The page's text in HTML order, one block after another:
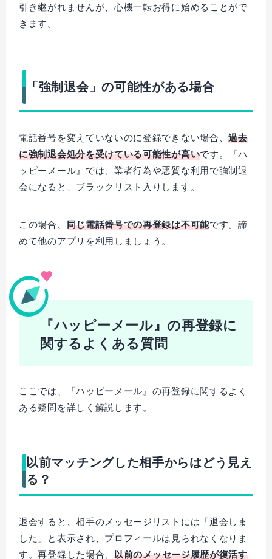
引き継がれませんが、心機一転お得に始めることがで
きます。
「強制退会」の可能性がある場合
電話番号を変えていないのに登録できない場合、過去
に強制退会処分を受けている可能性が高いです。『ハ
ッピーメール』では、業者行為や悪質な利用で強制退
会になると、ブラックリスト入りします。
この場合、 同じ電話番号での再登録は不可能です。諦
めて他のアプリを利用しましょう。
『ハッピーメール』の再登録に
関するよくある質問
ここでは、『ハッピーメール』の再登録に関するよく
ある疑問を詳しく解説します。
以前マッチングした相手からはどう見え
る？
退会すると、相手のメッセージリストには「退会しま
した」と表示され、プロフィールは見られなくなりま
す。再登録した場合、 以前のメッセージ履歴が復活す